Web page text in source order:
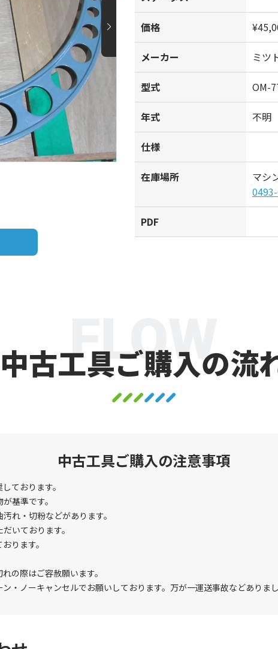
価格
メーカー ミツ
型式 OM-
年式 不明
仕様
在庫場所
マシ
PDF
中古工具ご購入の流
FLOW
中古工具ご購入の注意事項
ております。
基準です。
れ・切粉などがあります。
いております。
ります。
の際はご容赦願います。
・ノーキャンセルでお願いしております。万が一運送事故などありま